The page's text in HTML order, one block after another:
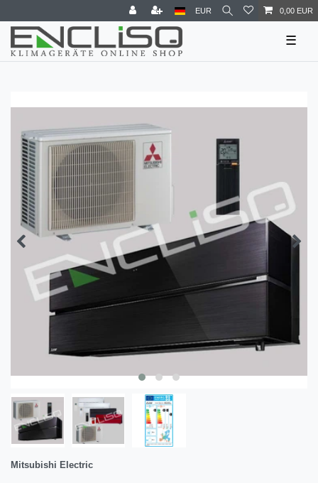
EUR 0,00 EUR
☰
Mitsubishi Electric